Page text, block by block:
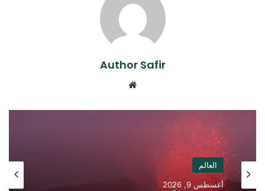
Author Safir
العالم
أغسطس 9, 2026